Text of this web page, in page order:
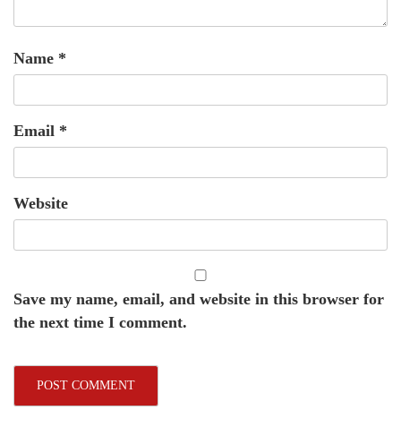
Name *
Email *
Website
Save my name, email, and website in this browser for
the next time I comment.